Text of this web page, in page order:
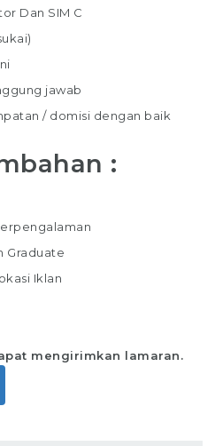
Dan SIM C
jawab
/ domisi dengan baik
:
Graduate
Iklan
mengirimkan lamaran.